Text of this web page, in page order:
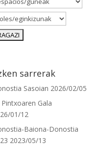
sarrerak
Sasoian 2026/02/05
Pintxoaren Gala
01/12
Baiona-Donostia
2023/05/13